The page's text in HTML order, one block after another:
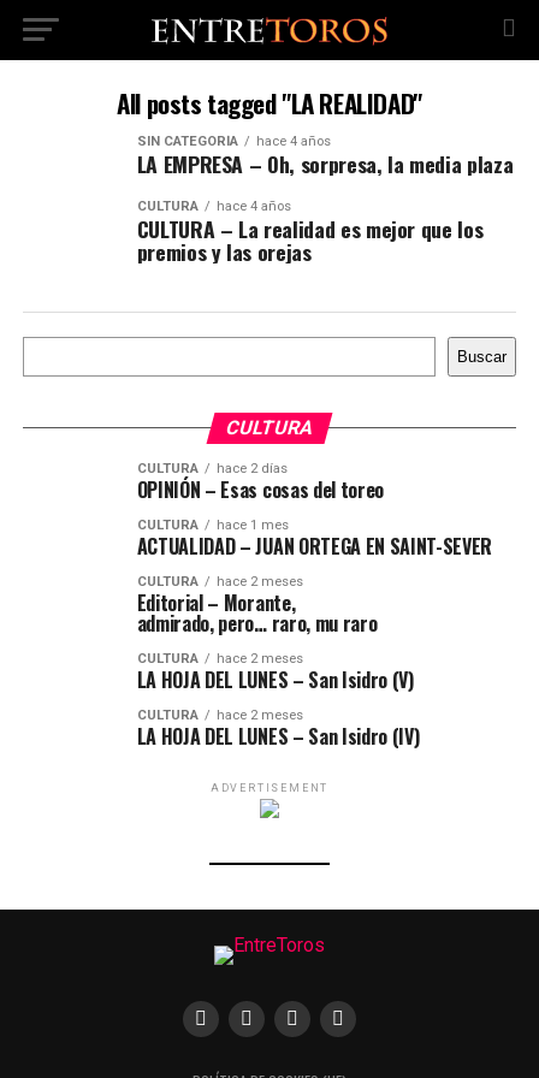
All posts tagged "LA REALIDAD"
SIN CATEGORÍA hace 4 años
LA EMPRESA – Oh, sorpresa, la media plaza
CULTURA hace 4 años
CULTURA – La realidad es mejor que los
premios y las orejas
Buscar
Buscar
CULTURA
CULTURA hace 2 días
OPINIÓN – Esas cosas del toreo
CULTURA hace 1 mes
ACTUALIDAD – JUAN ORTEGA EN SAINT-SEVER
CULTURA hace 2 meses
Editorial – Morante,
admirado, pero… raro, mu raro
CULTURA hace 2 meses
LA HOJA DEL LUNES – San Isidro (V)
CULTURA hace 2 meses
LA HOJA DEL LUNES – San Isidro (IV)
ADVERTISEMENT